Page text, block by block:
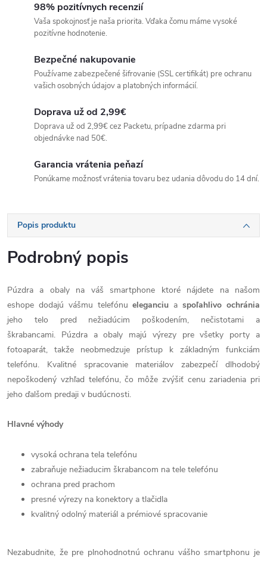
98% pozitívnych recenzií
Vaša spokojnosť je naša priorita. Vďaka čomu máme vysoké
pozitívne hodnotenie.
Bezpečné nakupovanie
Používame zabezpečené šifrovanie (SSL certifikát) pre ochranu
vašich osobných údajov a platobných informácií.
Doprava už od 2,99€
Doprava už od 2,99€ cez Packetu, prípadne zdarma pri
objednávke nad 50€.
Garancia vrátenia peňazí
Ponúkame možnosť vrátenia tovaru bez udania dôvodu do 14 dní.
Popis produktu
Podrobný popis
Púzdra a obaly na váš smartphone ktoré nájdete na našom
eshope dodajú vášmu telefónueleganciu aspoľahlivo ochránia
jeho telo pred nežiadúcim poškodením, nečistotami a
škrabancami. Púzdra a obaly majú výrezy pre všetky porty a
fotoaparát, takže neobmedzuje prístup k základným funkciám
telefónu. Kvalitné spracovanie materiálov zabezpečí dlhodobý
nepoškodený vzhľad telefónu, čo môže zvýšiť cenu zariadenia pri
jeho ďalšom predaji v budúcnosti.
Hlavné výhody
vysoká ochrana tela telefónu
zabraňuje nežiaducim škrabancom na tele telefónu
ochrana pred prachom
presné výrezy na konektory a tlačidla
kvalitný odolný materiál a prémiové spracovanie
Nezabudnite, že pre plnohodnotnú ochranu vášho smartphonu je